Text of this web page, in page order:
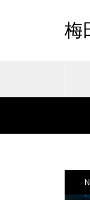
梅